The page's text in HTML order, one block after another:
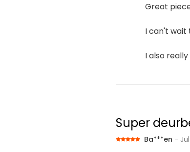
Great
I can't wait
I also
Super
Ba***en -